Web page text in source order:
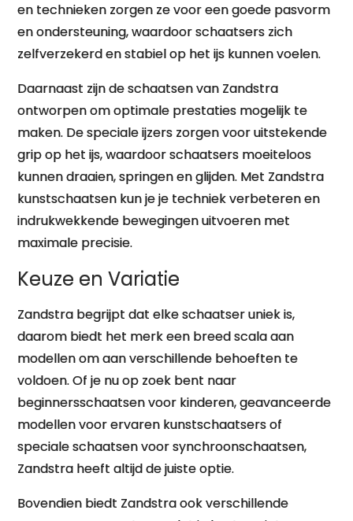
en technieken zorgen ze voor een goede pasvorm
en ondersteuning, waardoor schaatsers zich
zelfverzekerd en stabiel op het ijs kunnen voelen.
Daarnaast zijn de schaatsen van Zandstra
ontworpen om optimale prestaties mogelijk te
maken. De speciale ijzers zorgen voor uitstekende
grip op het ijs, waardoor schaatsers moeiteloos
kunnen draaien, springen en glijden. Met Zandstra
kunstschaatsen kun je je techniek verbeteren en
indrukwekkende bewegingen uitvoeren met
maximale precisie.
Keuze en Variatie
Zandstra begrijpt dat elke schaatser uniek is,
daarom biedt het merk een breed scala aan
modellen om aan verschillende behoeften te
voldoen. Of je nu op zoek bent naar
beginnersschaatsen voor kinderen, geavanceerde
modellen voor ervaren kunstschaatsers of
speciale schaatsen voor synchroonschaatsen,
Zandstra heeft altijd de juiste optie.
Bovendien biedt Zandstra ook verschillende